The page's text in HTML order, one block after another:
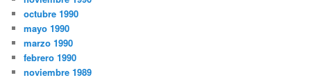
octubre 1990
mayo 1990
marzo 1990
febrero 1990
noviembre 1989